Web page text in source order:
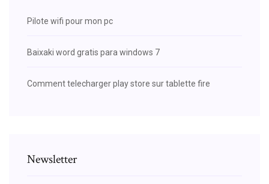
Pilote wifi pour mon pc
Baixaki word gratis para windows 7
Comment telecharger play store sur tablette fire
Newsletter